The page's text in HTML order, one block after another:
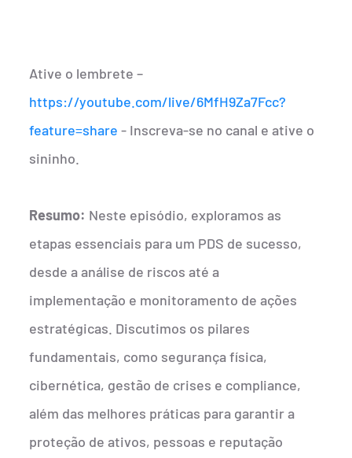
Ative o lembrete –
https://youtube.com/live/6MfH9Za7Fcc?
feature=share- Inscreva-se no canal e ative o
sininho.
Resumo: Neste episódio, exploramos as
etapas essenciais para um PDS de sucesso,
desde a análise de riscos até a
implementação e monitoramento de ações
estratégicas. Discutimos os pilares
fundamentais, como segurança física,
cibernética, gestão de crises e compliance,
além das melhores práticas para garantir a
proteção de ativos, pessoas e reputação